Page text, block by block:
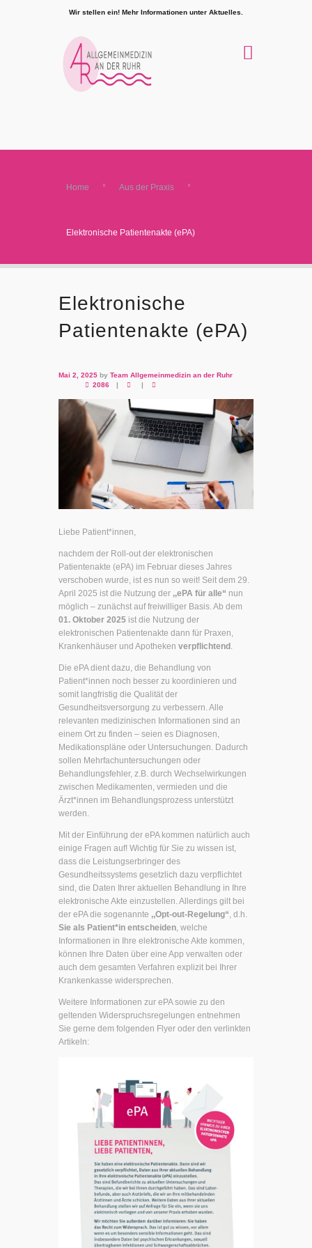
Wir stellen ein! Mehr Informationen unter Aktuelles.
Home Aus der Praxis
Elektronische Patientenakte (ePA)
Elektronische
Patientenakte (ePA)
Mai 2, 2025 by Team Allgemeinmedizin an der Ruhr
2086
Liebe Patient*innen,
nachdem der Roll-out der elektronischen
Patientenakte (ePA) im Februar dieses Jahres
verschoben wurde, ist es nun so weit! Seit dem 29.
April 2025 ist die Nutzung der ,,ePA für alle“ nun
möglich – zunächst auf freiwilliger Basis. Ab dem
01. Oktober 2025 ist die Nutzung der
elektronischen Patientenakte dann für Praxen,
Krankenhäuser und Apotheken verpflichtend
Die ePA dient dazu, die Behandlung von
Patient*innen noch besser zu koordinieren und
somit langfristig die Qualität der
Gesundheitsversorgung zu verbessern. Alle
relevanten medizinischen Informationen sind an
einem Ort zu finden – seien es Diagnosen,
Medikationspläne oder Untersuchungen. Dadurch
sollen Mehrfachuntersuchungen oder
Behandlungsfehler, z.B. durch Wechselwirkungen
zwischen Medikamenten, vermieden und die
Ärzt*innen im Behandlungsprozess unterstützt
werden.
Mit der Einführung der ePA kommen natürlich auch
einige Fragen auf! Wichtig für Sie zu wissen ist,
dass die Leistungserbringer des
Gesundheitssystems gesetzlich dazu verpflichtet
sind, die Daten Ihrer aktuellen Behandlung in Ihre
elektronische Akte einzustellen. Allerdings gilt bei
der ePA die sogenannte ,,Opt-out-Regelung“ , d.h.
Sie als Patient*in entscheiden , welche
Informationen in Ihre elektronische Akte kommen,
können Ihre Daten über eine App verwalten oder
auch dem gesamten Verfahren explizit bei Ihrer
Krankenkasse widersprechen.
Weitere Informationen zur ePA sowie zu den
geltenden Widerspruchsregelungen entnehmen
Sie gerne dem folgenden Flyer oder den verlinkten
Artikeln: